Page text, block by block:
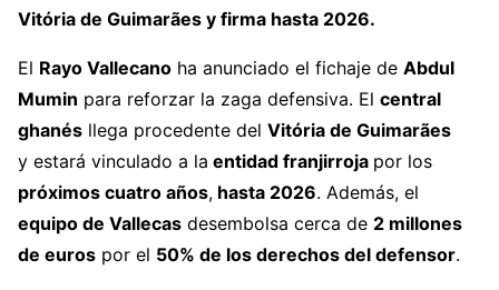
Vitória de Guimarães y firma hasta 2026.
El Rayo Vallecano ha anunciado el fichaje de Abdul
Mumin para reforzar la zaga defensiva. El central
ghanés llega procedente del Vitória de Guimarães
y estará vinculado a la entidad franjirroja por los
próximos cuatro años, hasta 2026. Además, el
equipo de Vallecas desembolsa cerca de 2 millones
de euros por el 50% de los derechos del defensor.